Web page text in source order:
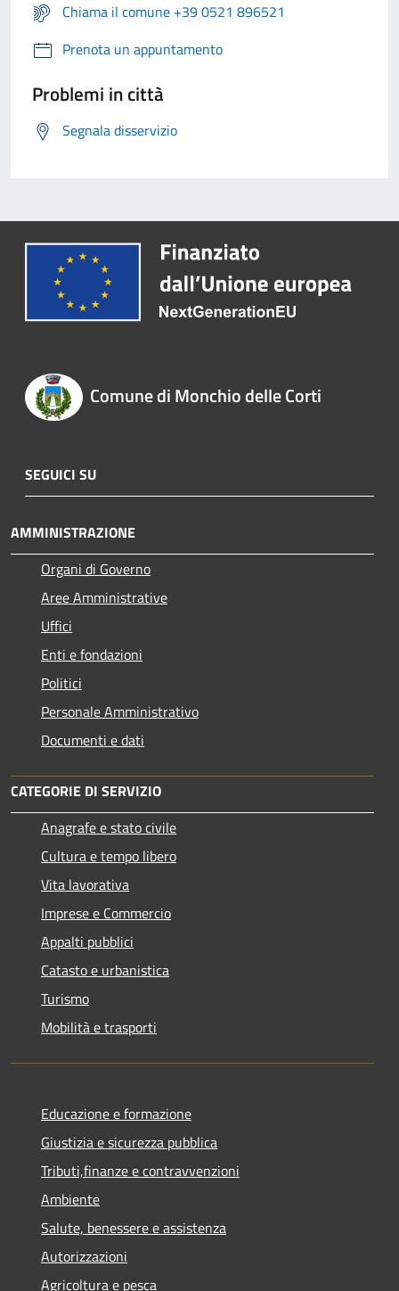
Chiama il comune +39 0521 896521
Prenota un appuntamento
Problemi in città
Segnala disservizio
Comune di Monchio delle Corti
SEGUICI SU
AMMINISTRAZIONE
Organi di Governo
Aree Amministrative
Uffici
Enti e fondazioni
Politici
Personale Amministrativo
Documenti e dati
CATEGORIE DI SERVIZIO
Anagrafe e stato civile
Cultura e tempo libero
Vita lavorativa
Imprese e Commercio
Appalti pubblici
Catasto e urbanistica
Turismo
Mobilità e trasporti
Educazione e formazione
Giustizia e sicurezza pubblica
Tributi,finanze e contravvenzioni
Ambiente
Salute, benessere e assistenza
Autorizzazioni
Agricoltura e pesca